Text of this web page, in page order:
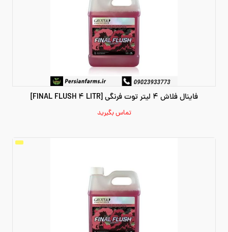
فاینال فلاش 4 لیتر توت فرنگی [FINAL FLUSH 4 LITR]
تماس بگیرید